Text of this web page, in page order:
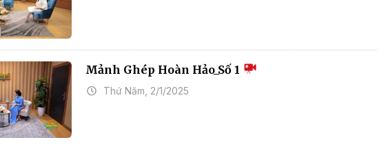
Mảnh Ghép Hoàn Hảo_Số 1
Thứ Năm, 2/1/2025